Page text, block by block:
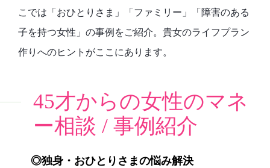
こでは「おひとりさま」「ファミリー」「障害のある
子を持つ女性」の事例をご紹介。貴女のライフプラン
作りへのヒントがここにあります。
45才からの女性のマネ
ー相談 / 事例紹介
◎独身・おひとりさまの悩み解決